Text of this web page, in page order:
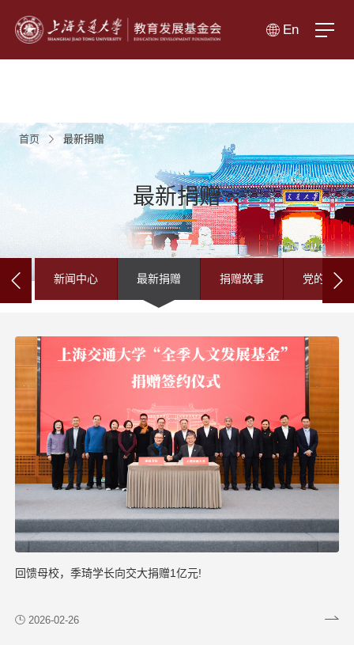
En
首页 最新捐赠
最新捐赠
新闻中心 最新捐赠 捐赠故事 党的建设
回馈母校，季琦学长向交大捐赠1亿元!
2026-02-26